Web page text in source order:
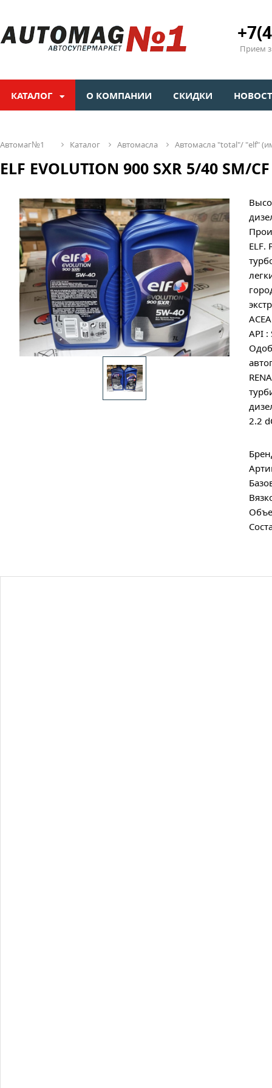
Прием
КАТАЛОГ О КОМПАНИИ СКИДКИ
автомаг№1 каталог автомасла автомасла "total"/ "elf"
ELF EVOLUTION 900 SXR 5/40
ELF.
API :
2.2